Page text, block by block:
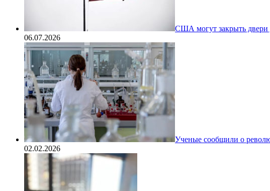
США могут закрыть двери
06.07.2026
Ученые сообщили о
02.02.2026